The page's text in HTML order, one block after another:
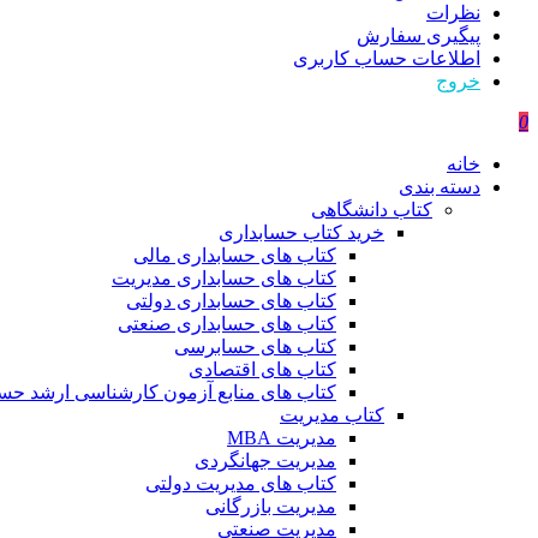
نظرات
پیگیری سفارش
اطلاعات حساب كاربری
خروج
0
خانه
دسته بندی
کتاب دانشگاهی
خرید کتاب حسابداری
کتاب های حسابداری مالی
کتاب های حسابداری مدیریت
کتاب های حسابداری دولتی
کتاب های حسابداری صنعتی
کتاب های حسابرسی
کتاب های اقتصادی
کتاب های منابع آزمون کارشناسی ارشد
کتاب مدیریت
مدیریت MBA
مدیریت جهانگردی
کتاب های مدیریت دولتی
مدیریت بازرگانی
مدیریت صنعتی